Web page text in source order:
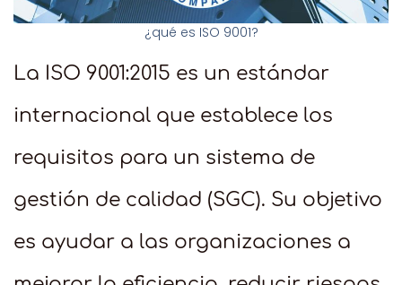
¿qué es ISO 9001?
La ISO 9001:2015 es un estándar
internacional que establece los
requisitos para un sistema de
gestión de calidad (SGC). Su objetivo
es ayudar a las organizaciones a